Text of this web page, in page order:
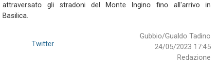
attraversato gli stradoni del Monte Ingino fino all'arrivo in
Basilica.
Gubbio/Gualdo Tadino
24/05/2023 17:45
Redazione
Twitter